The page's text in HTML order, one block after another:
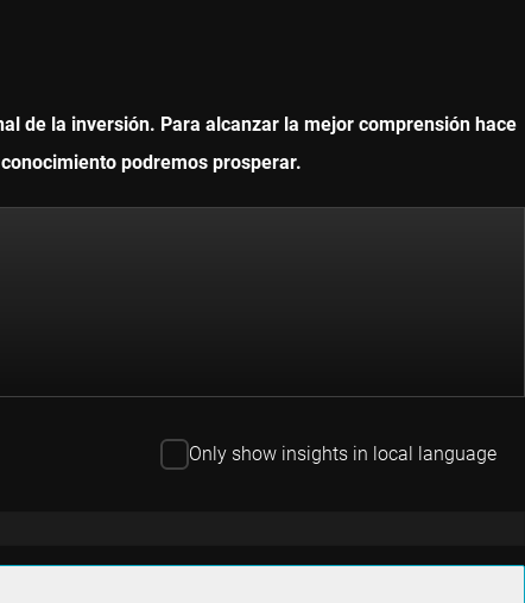
de la inversión. Para alcanzar la mejor comprensión hace
podremos prosperar.
Only show insights in local language